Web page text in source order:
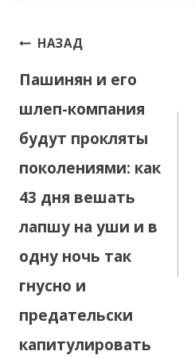
Навигация
записям
НАЗАД
Пашинян и его
шлеп-компания
будут прокляты
поколениями: как
43 дня вешать
лапшу на уши и в
одну ночь так
гнусно и
предательски
капитулировать